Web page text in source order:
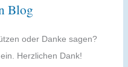
Blog
oder Danke sagen?
Herzlichen Dank!